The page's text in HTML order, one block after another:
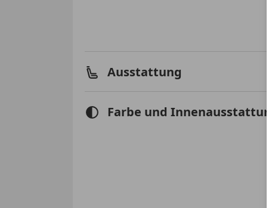
Ausstattung
Farbe und Innenausstattung